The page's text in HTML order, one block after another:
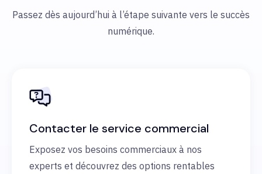
Passez dès aujourd’hui à l’étape suivante vers le succès
numérique.
Contacter le service commercial
Exposez vos besoins commerciaux à nos
experts et découvrez des options rentables